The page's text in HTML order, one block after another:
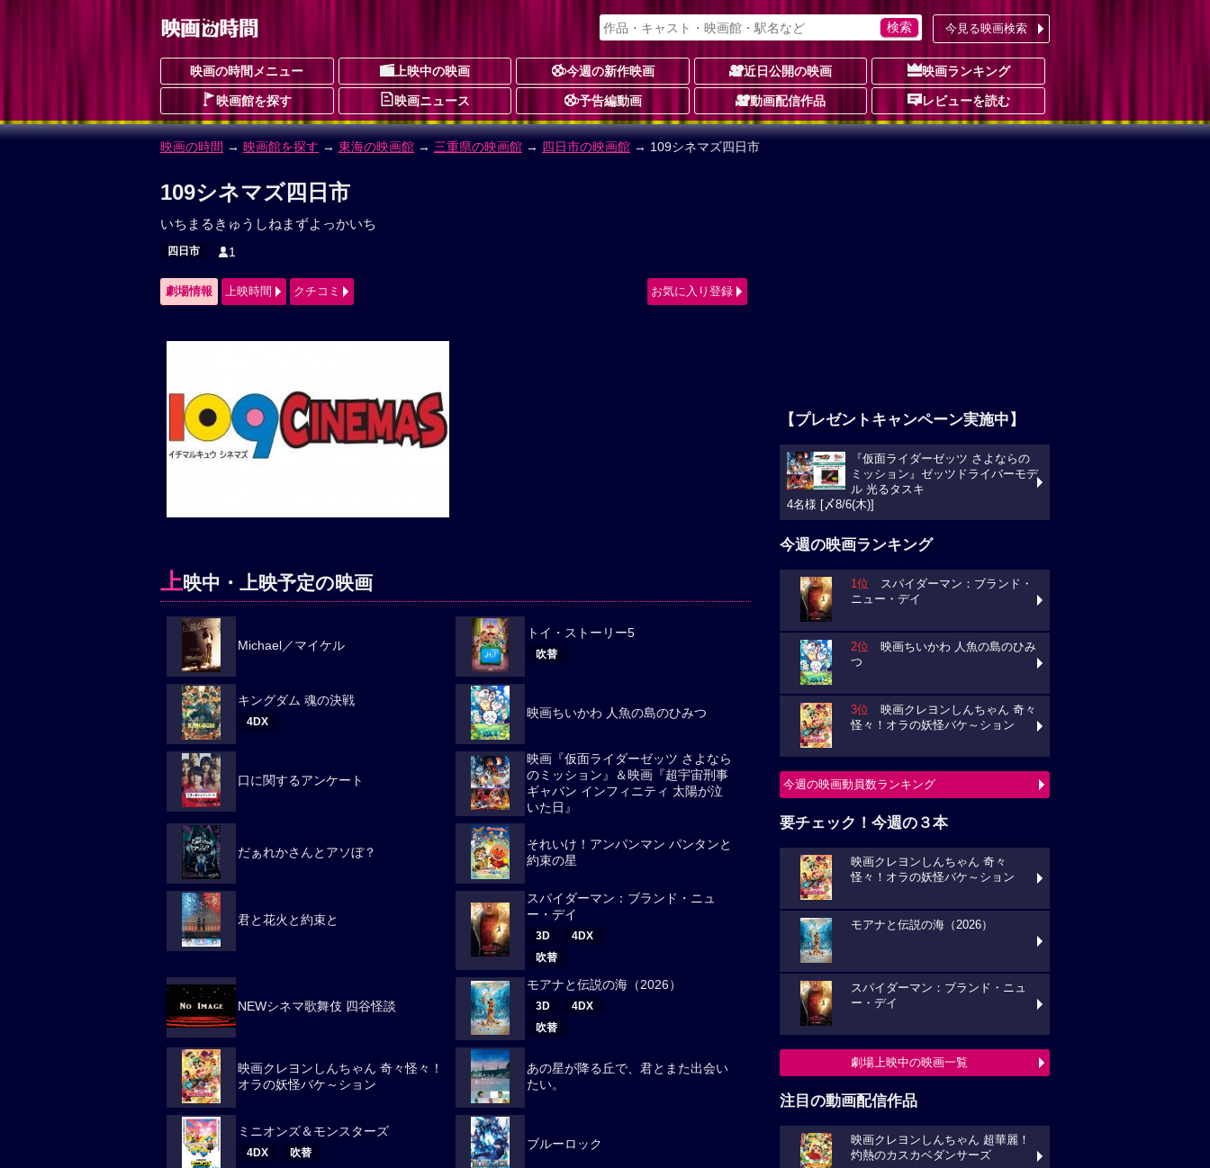
今見る映画検索
映画の時間メニュー 上映中の映画 今週の新作映画 近日公開の映画 映画ランキング
映画館を探す 映画ニュース 予告編動画 動画配信作品 レビューを読む
映画の時間 → 映画館を探す → 東海の映画館 → 三重県の映画館 → 四日市の映画館 → 109シネマズ四日市
109シネマズ四日市
いちまるきゅうしねまずよっかいち
四日市 1
劇場情報 上映時間 クチコミ お気に入り登録
上映中・上映予定の映画
Michael／マイケル
トイ・ストーリー5
吹替
キングダム 魂の決戦
4DX
映画ちいかわ 人魚の島のひみつ
口に関するアンケート
映画『仮面ライダーゼッツ さよなら
のミッション』＆映画『超宇宙刑事
ギャバン インフィニティ 太陽が泣
いた日』
だぁれかさんとアソぼ？
それいけ！アンパンマン パンタンと
約束の星
君と花火と約束と
スパイダーマン：ブランド・ニュ
ー・デイ
3D
4DX
吹替
NEWシネマ歌舞伎 四谷怪談
モアナと伝説の海（2026）
3D
4DX
吹替
映画クレヨンしんちゃん 奇々怪々！
オラの妖怪バケ～ション
あの星が降る丘で、君とまた出会い
たい。
ミニオンズ＆モンスターズ
4DX 吹替
ブルーロック
【プレゼントキャンペーン実施中】
『仮面ライダーゼッツ さよならの
ミッション』ゼッツドライバーモデ
ル 光るタスキ
4名様 [〆8/6(木)]
今週の映画ランキング
1位 スパイダーマン：ブランド・
ニュー・デイ
2位 映画ちいかわ 人魚の島のひみ
つ
3位 映画クレヨンしんちゃん 奇々
怪々！オラの妖怪バケ～ション
今週の映画動員数ランキング
要チェック！今週の３本
映画クレヨンしんちゃん 奇々
怪々！オラの妖怪バケ～ション
モアナと伝説の海（2026）
スパイダーマン：ブランド・ニュ
ー・デイ
劇場上映中の映画一覧
注目の動画配信作品
映画クレヨンしんちゃん 超華麗！
灼熱のカスカベダンサーズ